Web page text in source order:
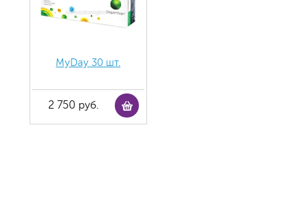
MyDay 30 шт.
2 750 руб.